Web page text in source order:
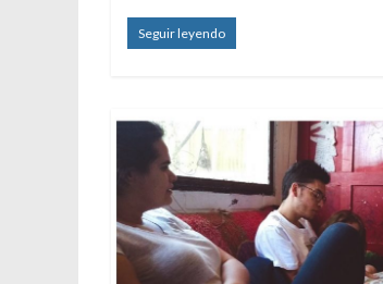
Seguir leyendo